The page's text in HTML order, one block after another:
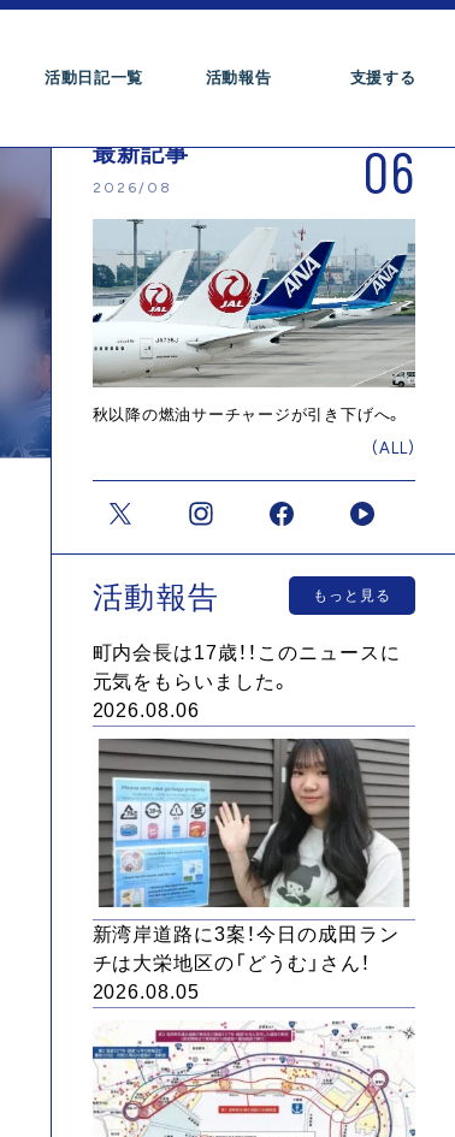
活動日記一覧 活動報告 支援する
最新記事
2026/08 06
秋以降の燃油サーチャージが引き下げへ。
(ALL)
活動報告 もっと見る
町内会長は17歳！！このニュースに
元気をもらいました。
2026.08.06
新湾岸道路に3案！今日の成田ラン
チは大栄地区の「どうむ」さん！
2026.08.05